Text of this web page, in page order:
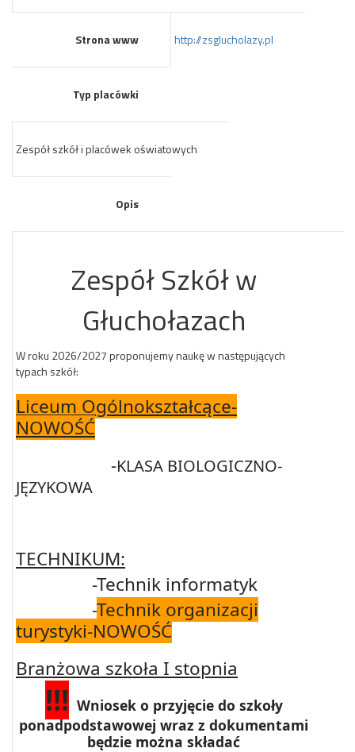
Strona www http://zsglucholazy.pl
Typ placówki
Zespół szkół i placówek oświatowych
Opis
Zespół Szkół w
Głuchołazach
W roku 2026/2027 proponujemy naukę w następujących
typach szkół:
Liceum Ogólnokształcące-
NOWOŚĆ
-KLASA BIOLOGICZNO-
JĘZYKOWA
TECHNIKUM:
-Technik informatyk
-Technik organizacji
turystyki-NOWOŚĆ
Branżowa szkoła I stopnia
!!! Wniosek o przyjęcie do szkoły
ponadpodstawowej wraz z dokumentami
będzie można składać